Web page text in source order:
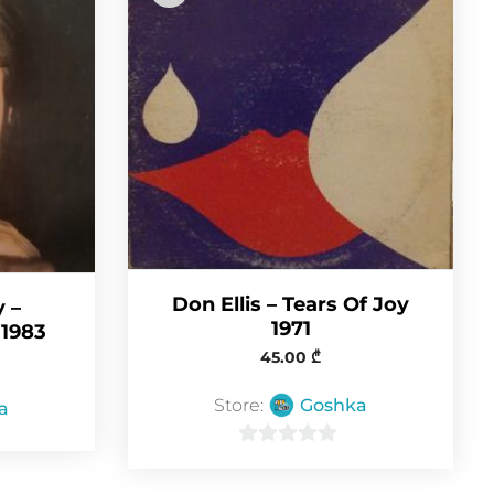
–
Don Ellis – Tears Of Joy
1971
45.00 ₾
Store: Goshka